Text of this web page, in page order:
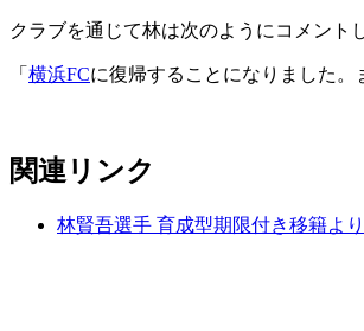
クラブを通じて林は次のようにコメント
「 横浜FCに復帰することになりました。
関連リンク
林賢吾選手 育成型期限付き移籍よ